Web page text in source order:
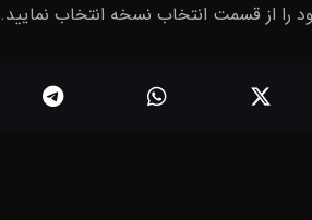
را از قسمت انتخاب نسخه انتخاب نمایید.